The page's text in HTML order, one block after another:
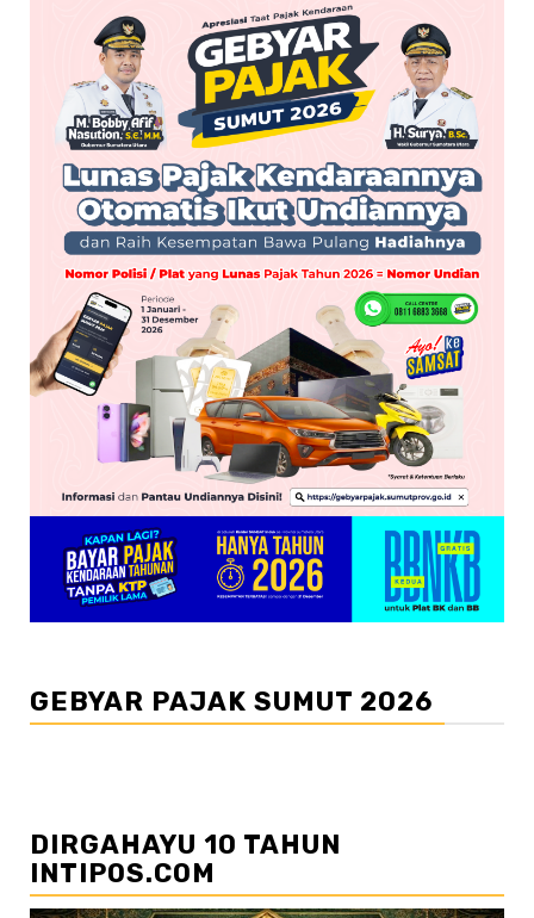
GEBYAR PAJAK SUMUT 2026
DIRGAHAYU 10 TAHUN
INTIPOS.COM